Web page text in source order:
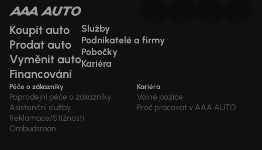
Koupit auto
Prodat auto
Vyměnit auto
Financování
Služby
Podnikatelé a firmy
Pobočky
Kariéra
Péče o zákazníky
Poprodejní péče o zákazníky
Asistenční služby
Reklamace/Stížnosti
Ombudsman
Kariéra
Volné pozice
Proč pracovat v AAA AUTO